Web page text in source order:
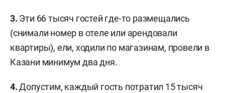
3. Эти 66 тысяч гостей где-то размещались
(снимали номер в отеле или арендовали
квартиры), ели, ходили по магазинам, провели в
Казани минимум два дня.
4.Допустим, каждый гость потратил 15 тысяч